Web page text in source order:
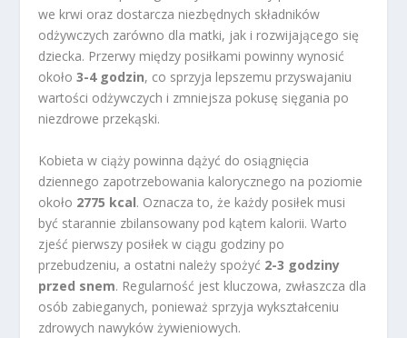
we krwi oraz dostarcza niezbędnych składników
odżywczych zarówno dla matki, jak i rozwijającego się
dziecka. Przerwy między posiłkami powinny wynosić
około3-4 godzin, co sprzyja lepszemu przyswajaniu
wartości odżywczych i zmniejsza pokusę sięgania po
niezdrowe przekąski.
Kobieta w ciąży powinna dążyć do osiągnięcia
dziennego zapotrzebowania kalorycznego na poziomie
około 2775 kcal. Oznacza to, że każdy posiłek musi
być starannie zbilansowany pod kątem kalorii. Warto
zjeść pierwszy posiłek w ciągu godziny po
przebudzeniu, a ostatni należy spożyć 2-3 godziny
przed snem. Regularność jest kluczowa, zwłaszcza dla
osób zabieganych, ponieważ sprzyja wykształceniu
zdrowych nawyków żywieniowych.